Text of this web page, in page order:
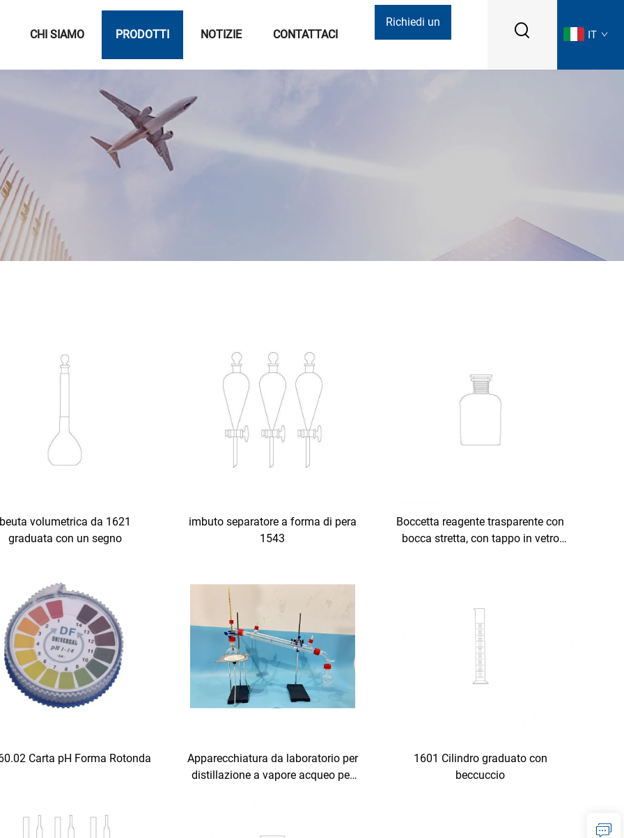
CHI SIAMO PRODOTTI NOTIZIE CONTATTACI
Richiedi un
IT
volumetrica da 1621
graduata con un segno
imbuto separatore a forma di pera
1543
Boccetta reagente trasparente con
bocca stretta, con tappo in vetro
Carta pH Forma Rotonda
Apparecchiatura da laboratorio per
distillazione a vapore acqueo per
1601 Cilindro graduato con
beccuccio